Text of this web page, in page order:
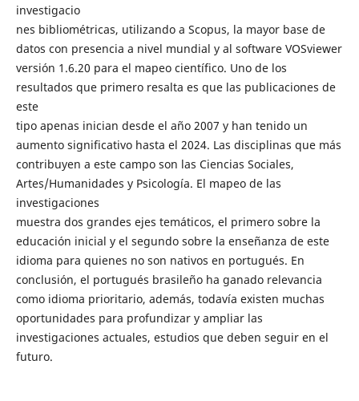
investigacio
nes bibliométricas, utilizando a Scopus, la mayor base de
datos con presencia a nivel mundial y al software VOSviewer
versión 1.6.20 para el mapeo científico. Uno de los
resultados que primero resalta es que las publicaciones de
este
tipo apenas inician desde el año 2007 y han tenido un
aumento significativo hasta el 2024. Las disciplinas que más
contribuyen a este campo son las Ciencias Sociales,
Artes/Humanidades y Psicología. El mapeo de las
investigaciones
muestra dos grandes ejes temáticos, el primero sobre la
educación inicial y el segundo sobre la enseñanza de este
idioma para quienes no son nativos en portugués. En
conclusión, el portugués brasileño ha ganado relevancia
como idioma prioritario, además, todavía existen muchas
oportunidades para profundizar y ampliar las
investigaciones actuales, estudios que deben seguir en el
futuro.